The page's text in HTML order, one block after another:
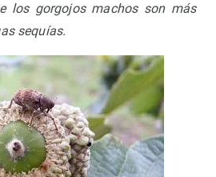
los gorgojos machos son más
sequías.